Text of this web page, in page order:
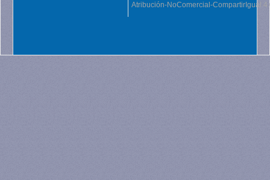
Atribución-NoComercial-CompartirIgual